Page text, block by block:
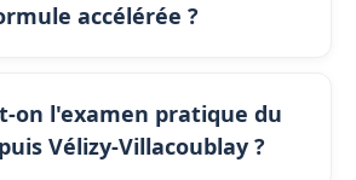
accélérée ?
on l'examen pratique du
Vélizy-Villacoublay ?